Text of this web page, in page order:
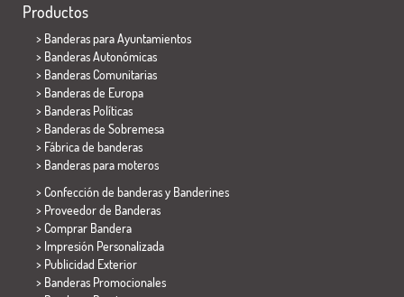
Productos
> Banderas para Ayuntamientos
> Banderas Autonómicas
> Banderas Comunitarias
> Banderas de Europa
> Banderas Políticas
> Banderas de Sobremesa
> Fábrica de banderas
> Banderas para moteros
> Confección de banderas y Banderines
> Proveedor de Banderas
> Comprar Bandera
> Impresión Personalizada
> Publicidad Exterior
> Banderas Promocionales